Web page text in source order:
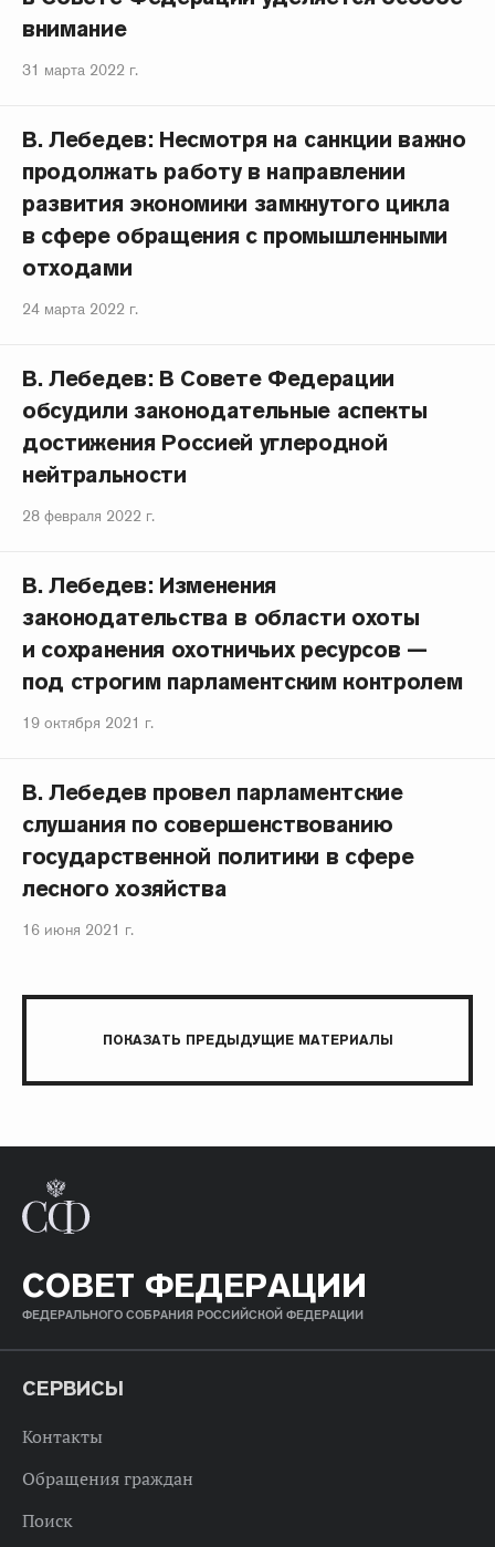
внимание
31 марта 2022 г.
В. Лебедев: Несмотря на санкции важно
продолжать работу в направлении
развития экономики замкнутого цикла
в сфере обращения с промышленными
отходами
24 марта 2022 г.
В. Лебедев: В Совете Федерации
обсудили законодательные аспекты
достижения Россией углеродной
нейтральности
28 февраля 2022 г.
В. Лебедев: Изменения
законодательства в области охоты
и сохранения охотничьих ресурсов —
под строгим парламентским контролем
19 октября 2021 г.
В. Лебедев провел парламентские
слушания по совершенствованию
государственной политики в сфере
лесного хозяйства
16 июня 2021 г.
ПОКАЗАТЬ ПРЕДЫДУЩИЕ МАТЕРИАЛЫ
СОВЕТ ФЕДЕРАЦИИ
ФЕДЕРАЛЬНОГО СОБРАНИЯ РОССИЙСКОЙ ФЕДЕРАЦИИ
СЕРВИСЫ
Контакты
Обращения граждан
Поиск